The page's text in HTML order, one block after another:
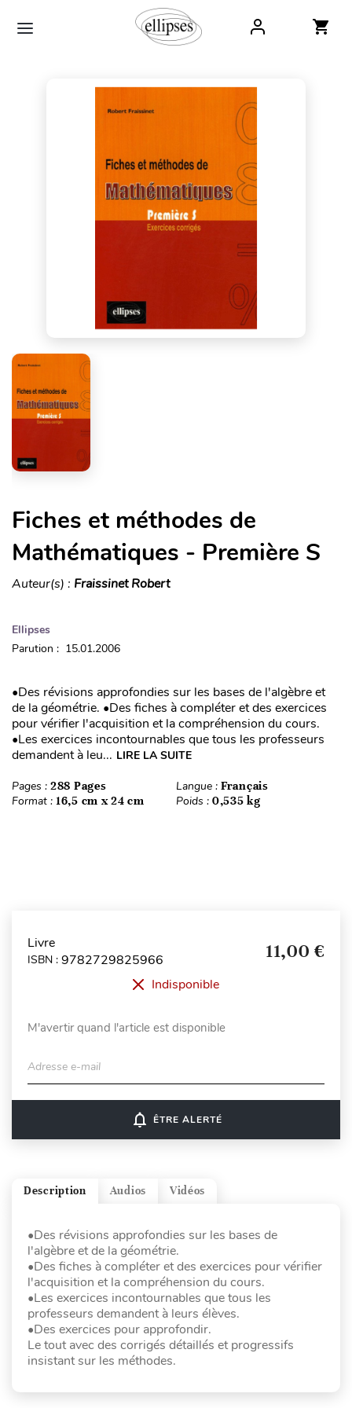
Fiches et méthodes de
Mathématiques - Première S
Auteur(s) : Fraissinet Robert
Ellipses
Parution : 15.01.2006
•Des révisions approfondies sur les bases de l'algèbre et
de la géométrie. •Des fiches à compléter et des exercices
pour vérifier l'acquisition et la compréhension du cours.
•Les exercices incontournables que tous les professeurs
demandent à leu... LIRE LA SUITE
Pages : 288 Pages Langue : Français
Format : 16,5 cm x 24 cm Poids : 0,535 kg
Livre
ISBN : 9782729825966 11,00 €
Indisponible
M'avertir quand l'article est disponible
Adresse e-mail
notifications_none ÊTRE ALERTÉ
Vidéos
Audios
Description
•Des révisions approfondies sur les bases de
l'algèbre et de la géométrie.
•Des fiches à compléter et des exercices pour vérifier
l'acquisition et la compréhension du cours.
•Les exercices incontournables que tous les
professeurs demandent à leurs élèves.
•Des exercices pour approfondir.
Le tout avec des corrigés détaillés et progressifs
insistant sur les méthodes.